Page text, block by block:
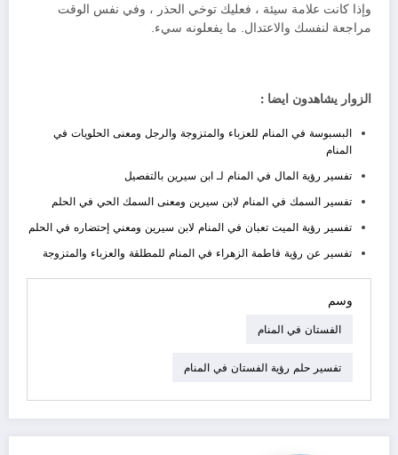
وإذا كانت علامة سيئة ، فعليك توخي الحذر ، وفي نفس الوقت
مراجعة لنفسك والاعتدال. ما يفعلونه سيء.
الزوار يشاهدون ايضا :
البسبوسة في المنام للعزباء والمتزوجة والرجل ومعنى الحلويات في
المنام
تفسير رؤية المال في المنام لـ ابن سيرين بالتفصيل
تفسير السمك في المنام لابن سيرين ومعنى السمك الحي في الحلم
تفسير رؤية الميت تعبان في المنام لابن سيرين ومعني إحتضاره في الحلم
تفسير عن رؤية فاطمة الزهراء في المنام للمطلقة والعزباء والمتزوجة
وسم
الفستان في المنام
تفسير حلم رؤية الفستان في المنام